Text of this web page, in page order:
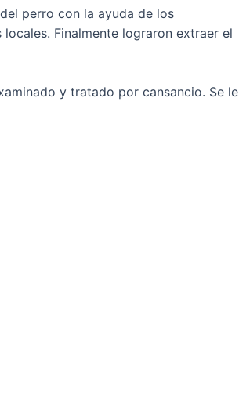
perro con la ayuda de los
Finalmente lograron extraer el
y tratado por cansancio. Se le